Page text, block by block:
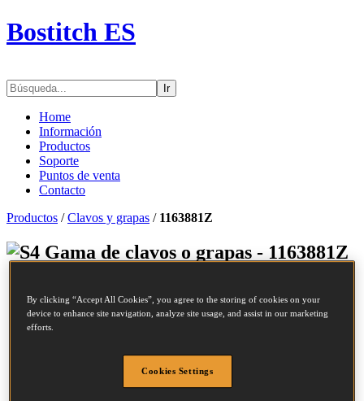
Bostitch ES
Ir
Home
Información
Productos
Soporte
Puntos de venta
Contacto
Productos /Clavos y grapas / 1163881Z
Gama de clavos o grapas - 1163881Z
Descripción
GRAPAS S4/16NC DP 38MM 13.4M
Largo
Galvanizado
Punta divergente
By clicking “Accept All Cookies”, you agree to the storing of cookies on your
device to enhance site navigation, analyze site usage, and assist in our marketing
efforts.
Cookies Settings